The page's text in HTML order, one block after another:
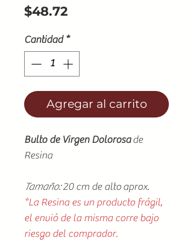
$48.72Precio
Cantidad *
Agregar al carrito
Bulto de Virgen Dolorosade
Resina
Tamaño:20 cm de alto aprox.
*La Resina es un producto frágil,
el envió de la misma corre bajo
riesgo del comprador.